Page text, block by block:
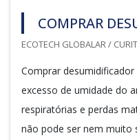
COMPRAR
ECOTECH GLOBALAR /
Comprar
excesso de umidade do
respiratórias e perdas
não pode ser nem muito